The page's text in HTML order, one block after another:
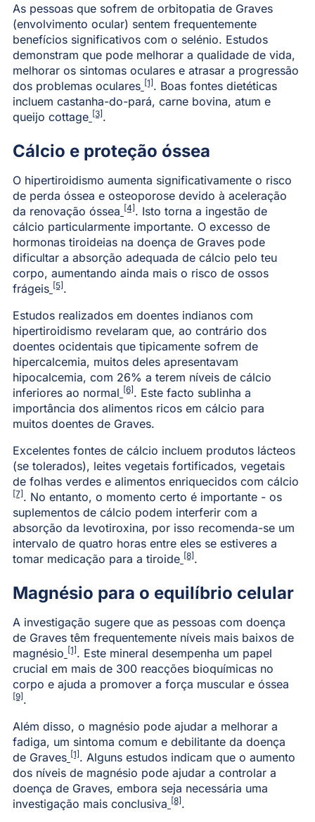
As pessoas que sofrem de orbitopatia de Graves
(envolvimento ocular) sentem frequentemente
benefícios significativos com o selénio. Estudos
demonstram que pode melhorar a qualidade de vida,
melhorar os sintomas oculares e atrasar a progressão
dos problemas oculares [1] . Boas fontes dietéticas
incluem castanha-do-pará, carne bovina, atum e
queijo cottage [3] .
Cálcio e proteção óssea
O hipertiroidismo aumenta significativamente o risco
de perda óssea e osteoporose devido à aceleração
da renovação óssea [4] . Isto torna a ingestão de
cálcio particularmente importante. O excesso de
hormonas tiroideias na doença de Graves pode
dificultar a absorção adequada de cálcio pelo teu
corpo, aumentando ainda mais o risco de ossos
frágeis [5] .
Estudos realizados em doentes indianos com
hipertiroidismo revelaram que, ao contrário dos
doentes ocidentais que tipicamente sofrem de
hipercalcemia, muitos deles apresentavam
hipocalcemia, com 26% a terem níveis de cálcio
inferiores ao normal [6] . Este facto sublinha a
importância dos alimentos ricos em cálcio para
muitos doentes de Graves.
Excelentes fontes de cálcio incluem produtos lácteos
(se tolerados), leites vegetais fortificados, vegetais
de folhas verdes e alimentos enriquecidos com cálcio
[7] . No entanto, o momento certo é importante - os
suplementos de cálcio podem interferir com a
absorção da levotiroxina, por isso recomenda-se um
intervalo de quatro horas entre eles se estiveres a
tomar medicação para a tiroide [8] .
Magnésio para o equilíbrio celular
A investigação sugere que as pessoas com doença
de Graves têm frequentemente níveis mais baixos de
magnésio [1] . Este mineral desempenha um papel
crucial em mais de 300 reacções bioquímicas no
corpo e ajuda a promover a força muscular e óssea
[9] .
Além disso, o magnésio pode ajudar a melhorar a
fadiga, um sintoma comum e debilitante da doença
de Graves [1] . Alguns estudos indicam que o aumento
dos níveis de magnésio pode ajudar a controlar a
doença de Graves, embora seja necessária uma
investigação mais conclusiva [8] .